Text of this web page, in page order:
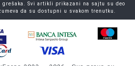
grešaka. Svi artikli prikazani na sajtu su deo
da su dostupni u svakom trenutku.